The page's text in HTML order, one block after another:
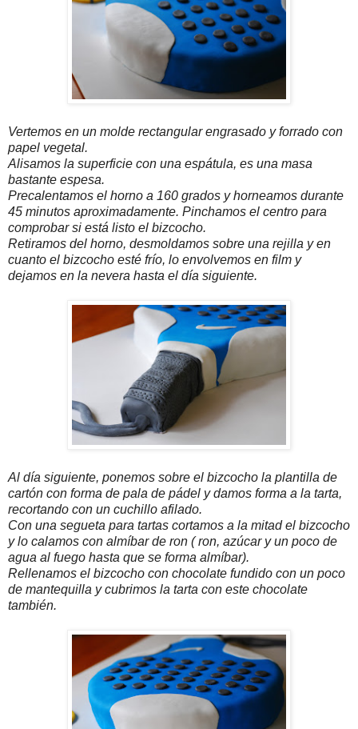
Vertemos en un molde rectangular engrasado y forrado con
papel vegetal.
Alisamos la superficie con una espátula, es una masa
bastante espesa.
Precalentamos el horno a 160 grados y horneamos durante
45 minutos aproximadamente. Pinchamos el centro para
comprobar si está listo el bizcocho.
Retiramos del horno, desmoldamos sobre una rejilla y en
cuanto el bizcocho esté frío, lo envolvemos en film y
dejamos en la nevera hasta el día siguiente.
Al día siguiente, ponemos sobre el bizcocho la plantilla de
cartón con forma de pala de pádel y damos forma a la tarta,
recortando con un cuchillo afilado.
Con una segueta para tartas cortamos a la mitad el bizcocho
y lo calamos con almíbar de ron ( ron, azúcar y un poco de
agua al fuego hasta que se forma almíbar).
Rellenamos el bizcocho con chocolate fundido con un poco
de mantequilla y cubrimos la tarta con este chocolate
también.